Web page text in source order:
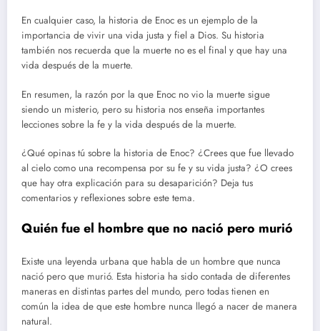
En cualquier caso, la historia de Enoc es un ejemplo de la
importancia de vivir una vida justa y fiel a Dios. Su historia
también nos recuerda que la muerte no es el final y que hay una
vida después de la muerte.
En resumen, la razón por la que Enoc no vio la muerte sigue
siendo un misterio, pero su historia nos enseña importantes
lecciones sobre la fe y la vida después de la muerte.
¿Qué opinas tú sobre la historia de Enoc? ¿Crees que fue llevado
al cielo como una recompensa por su fe y su vida justa? ¿O crees
que hay otra explicación para su desaparición? Deja tus
comentarios y reflexiones sobre este tema.
Quién fue el hombre que no nació pero murió
Existe una leyenda urbana que habla de un hombre que nunca
nació pero que murió. Esta historia ha sido contada de diferentes
maneras en distintas partes del mundo, pero todas tienen en
común la idea de que este hombre nunca llegó a nacer de manera
natural.